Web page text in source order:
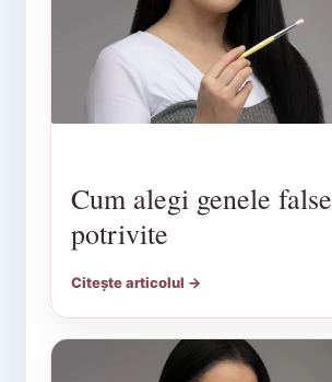
Cum alegi genele false
potrivite
Citește articolul →